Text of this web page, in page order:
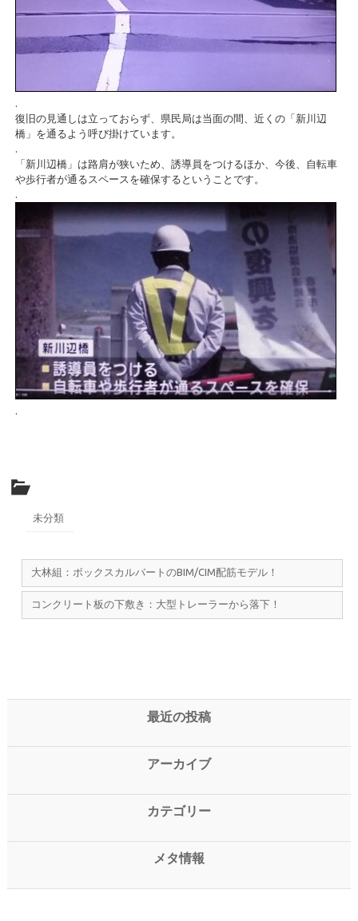
.
復旧の見通しは立っておらず、県民局は当面の間、近くの「新川辺
橋」を通るよう呼び掛けています。
.
「新川辺橋」は路肩が狭いため、誘導員をつけるほか、今後、自転車
や歩行者が通るスペースを確保するということです。
.
.
未分類
大林組：ボックスカルバートのBIM/CIM配筋モデル！
コンクリート板の下敷き：大型トレーラーから落下！
最近の投稿
アーカイブ
カテゴリー
メタ情報